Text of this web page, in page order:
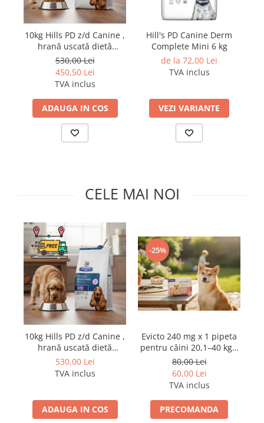
SUPLIMENTE
Suport Articular
Suport Digestiv
10kg Hills PD z/d Canine ,
hrană uscată dietă
veterinară hipoalergenică
pentru câini
530,00 Lei
450,50 Lei
TVA inclus
ADAUGA IN COS
Hill's PD Canine Derm
Complete Mini 6 kg
de la 72,00 Lei
TVA inclus
VEZI VARIANTE
CELE MAI NOI
10kg Hills PD z/d Canine ,
hrană uscată dietă
veterinară hipoalergenică
pentru câini
530,00 Lei
TVA inclus
ADAUGA IN COS
-25%
Evicto 240 mg x 1 pipeta
pentru câini 20,1–40 kg –
preventie antiparazitara
interna și externa cu
selamectină
80,00 Lei
60,00 Lei
TVA inclus
PRECOMANDA